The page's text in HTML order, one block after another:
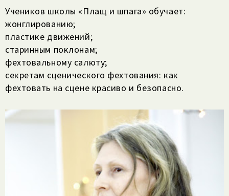
Учеников школы «Плащ и шпага» обучает:
жонглированию;
пластике движений;
старинным поклонам;
фехтовальному салюту;
секретам сценического фехтования: как
фехтовать на сцене красиво и безопасно.